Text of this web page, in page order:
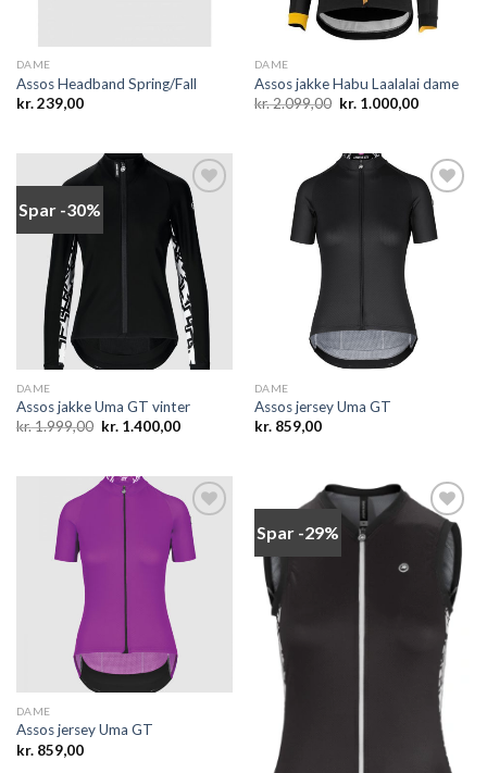
DAME
Assos Headband Spring/Fall
kr.239,00
DAME
Assos jakke Habu Laalalai dame
kr.2.099,00 Den
oprindelige
kr. 2.099,00.
kr.1.000,00Den
kr.
Spar -30%
Add to
wishlist
DAME
Assos jakke Uma GT vinter
kr.1.999,00 Den
oprindelige
kr. 1.999,00.
kr.1.400,00Den
kr. 1.400,00.
Add to
DAME
Assos jersey Uma GT
kr.859,00
DAME
Assos jersey Uma GT
kr.859,00
Spar -29%
Add to
wishlist